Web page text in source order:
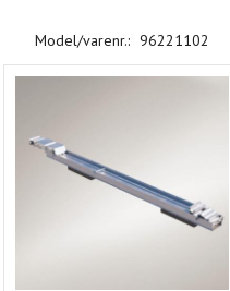
Model/varenr.: 96221102